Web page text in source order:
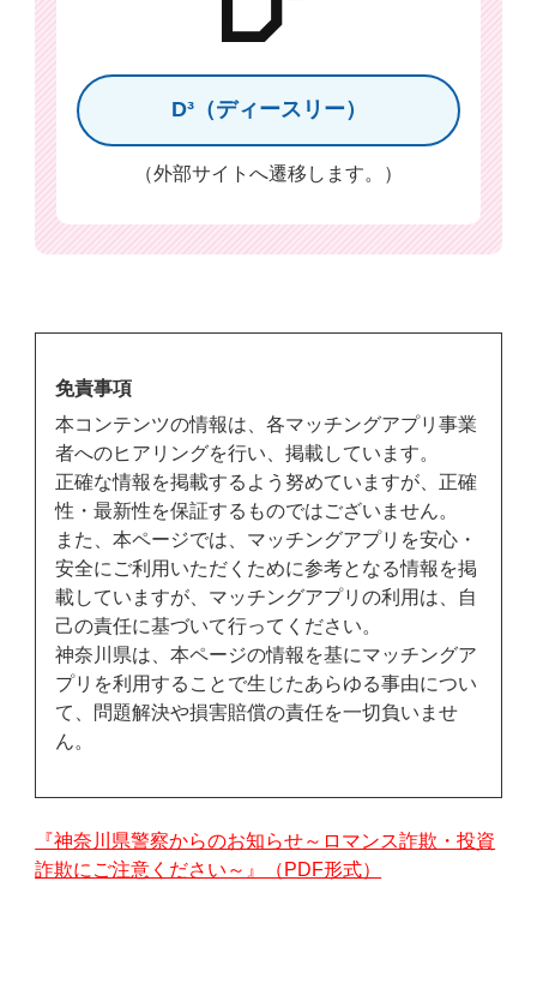
D³（ディースリー）
（外部サイトへ遷移します。）
免責事項
本コンテンツの情報は、各マッチングアプリ事業
者へのヒアリングを行い、掲載しています。
正確な情報を掲載するよう努めていますが、正確
性・最新性を保証するものではございません。
また、本ページでは、マッチングアプリを安心・
安全にご利用いただくために参考となる情報を掲
載していますが、マッチングアプリの利用は、自
己の責任に基づいて行ってください。
神奈川県は、本ページの情報を基にマッチングア
プリを利用することで生じたあらゆる事由につい
て、問題解決や損害賠償の責任を一切負いませ
ん。
『神奈川県警察からのお知らせ～ロマンス詐欺・投資
詐欺にご注意ください～』（PDF形式）